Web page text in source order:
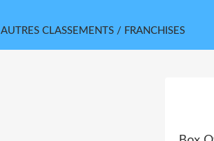
AUTRES CLASSEMENTS / FRANCHISES